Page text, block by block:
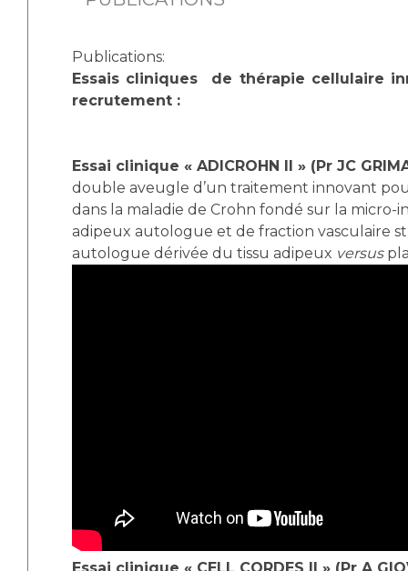
Publications:
Essais cliniques de thérapie cellulaire
recrutement :
Essai clinique « ADICROHN II » (Pr JC
double aveugle d’un traitement innovant
dans la maladie de Crohn fondé sur la micro-
adipeux autologue et de fraction vasculaire
autologue dérivée du tissu adipeux versus